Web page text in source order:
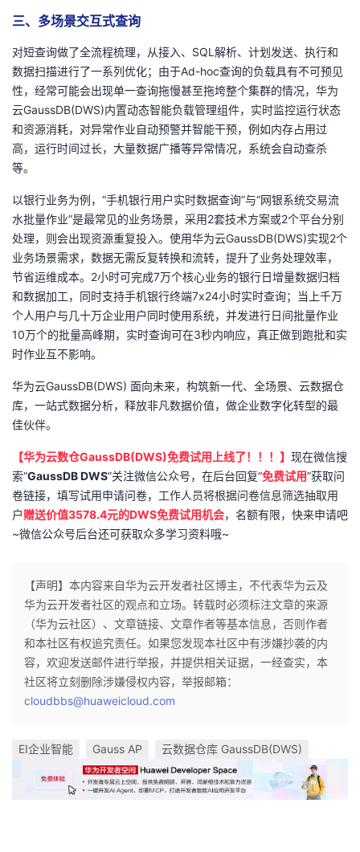
三、多场景交互式查询
对短查询做了全流程梳理，从接入、SQL解析、计划发送、执行和
数据扫描进行了一系列优化；由于Ad-hoc查询的负载具有不可预见
性，经常可能会出现单一查询拖慢甚至拖垮整个集群的情况，华为
云GaussDB(DWS)内置动态智能负载管理组件，实时监控运行状态
和资源消耗，对异常作业自动预警并智能干预，例如内存占用过
高，运行时间过长，大量数据广播等异常情况，系统会自动查杀
等。
以银行业务为例，“手机银行用户实时数据查询”与“网银系统交易流
水批量作业”是最常见的业务场景，采用2套技术方案或2个平台分别
处理，则会出现资源重复投入。使用华为云GaussDB(DWS)实现2个
业务场景需求，数据无需反复转换和流转，提升了业务处理效率，
节省运维成本。2小时可完成7万个核心业务的银行日增量数据归档
和数据加工，同时支持手机银行终端7x24小时实时查询；当上千万
个人用户与几十万企业用户同时使用系统，并发进行日间批量作业
10万个的批量高峰期，实时查询可在3秒内响应，真正做到跑批和实
时作业互不影响。
华为云GaussDB(DWS) 面向未来，构筑新一代、全场景、云数据仓
库，一站式数据分析，释放非凡数据价值，做企业数字化转型的最
佳伙伴。
【华为云数仓GaussDB(DWS)免费试用上线了！！！】 现在微信搜
索“GaussDB DWS”关注微信公众号，在后台回复“免费试用”获取问
卷链接，填写试用申请问卷， 工作人员将根据问卷信息筛选抽取用
户赠送价值3578.4元的DWS免费试用机会， 名额有限，快来申请吧
~微信公众号后台还可获取众多学习资料哦~
【声明】本内容来自华为云开发者社区博主，不代表华为云及
华为云开发者社区的观点和立场。转载时必须标注文章的来源
（华为云社区）、文章链接、文章作者等基本信息，否则作者
和本社区有权追究责任。如果您发现本社区中有涉嫌抄袭的内
容，欢迎发送邮件进行举报，并提供相关证据，一经查实，本
社区将立刻删除涉嫌侵权内容，举报邮箱：
cloudbbs@huaweicloud.com
EI企业智能 Gauss AP 云数据仓库 GaussDB(DWS)